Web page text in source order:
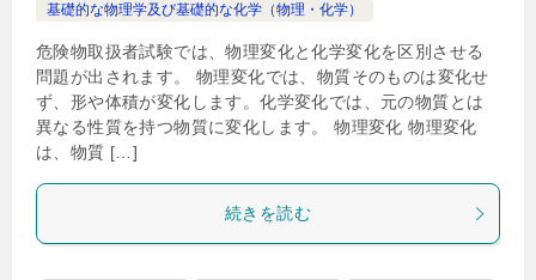
基礎的な物理学及び基礎的な化学（物理・化学）
危険物取扱者試験では、物理変化と化学変化を区別させる
問題が出されます。 物理変化では、物質そのものは変化せ
ず、形や体積が変化します。化学変化では、元の物質とは
異なる性質を持つ物質に変化します。 物理変化 物理変化
は、物質 […]
続きを読む